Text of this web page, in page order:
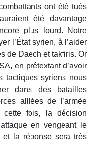
ont été tués
été davantage
plus lourd. Notre
l’État syrien, à l’aider
de Daech et takfiris. Or
en prétextant d’avoir
tactiques syriens nous
dans des batailles
alliées de l’armée
fois, la décision
en vengeant le
et la réponse sera très